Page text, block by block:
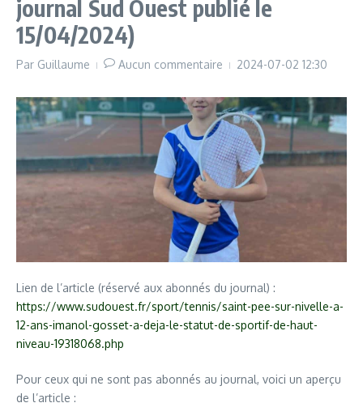
YouTube)
journal Sud Ouest publié le
15/04/2024)
Par Guillaume Aucun commentaire 2024-07-02 12:30
Lien de l’article (réservé aux abonnés du journal) :
https://www.sudouest.fr/sport/tennis/saint-pee-sur-nivelle-a-
12-ans-imanol-gosset-a-deja-le-statut-de-sportif-de-haut-
niveau-19318068.php
Pour ceux qui ne sont pas abonnés au journal, voici un aperçu
de l’article :